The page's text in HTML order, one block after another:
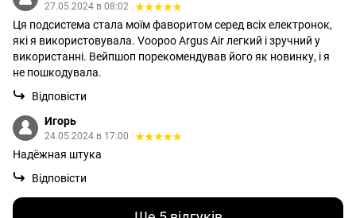
27.05.2024 в 08:02
Ця подсистема стала моїм фаворитом серед всіх електронок,
які я використовувала. Voopoo Argus Air легкий і зручний у
використанні. Вейпшоп порекомендував його як новинку, і я
не пошкодувала.
Відповісти
Игорь
24.05.2024 в 17:00
Надёжная штука
Відповісти